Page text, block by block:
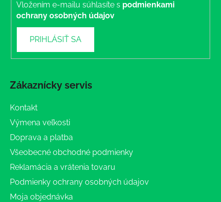
Vložením e-mailu súhlasíte s podmienkami
ochrany osobných údajov
PRIHLÁSIŤ SA
Zákaznícky servis
Kontakt
Výmena veľkosti
Doprava a platba
Všeobecné obchodné podmienky
Reklamácia a vrátenia tovaru
Podmienky ochrany osobných údajov
Moja objednávka